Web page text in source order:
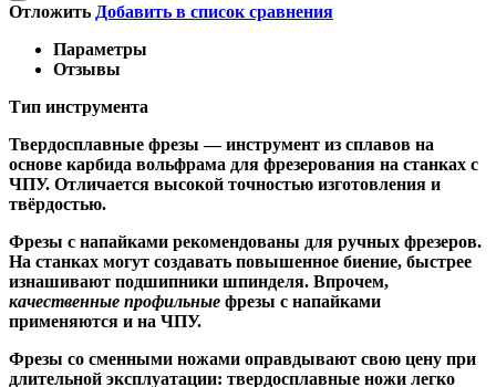
Отложить Добавить в список сравнения
Параметры
Отзывы
Тип инструмента
Твердосплавные фрезы — инструмент из сплавов на
основе карбида вольфрама для фрезерования на станках с
ЧПУ. Отличается высокой точностью изготовления и
твёрдостью.
Фрезы с напайками рекомендованы для ручных фрезеров.
На станках могут создавать повышенное биение, быстрее
изнашивают подшипники шпинделя. Впрочем,
качественные профильные фрезы с напайками
применяются и на ЧПУ.
Фрезы со сменными ножами оправдывают свою цену при
длительной эксплуатации: твердосплавные ножи легко